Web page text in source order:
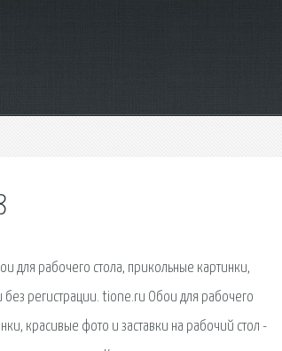
для рабочего стола, прикольные картинки,
без регистрации. tione.ru Обои для рабочего
красивые фото и заставки на рабочий стол -